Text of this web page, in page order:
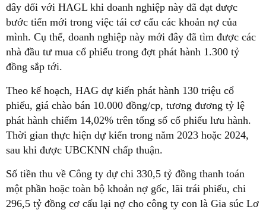
đây đối với HAGL khi doanh nghiệp này đã đạt được
bước tiến mới trong việc tái cơ cấu các khoản nợ của
mình. Cụ thể, doanh nghiệp này mới đây đã tìm được các
nhà đầu tư mua cổ phiếu trong đợt phát hành 1.300 tỷ
đồng sắp tới.
Theo kế hoạch, HAG dự kiến phát hành 130 triệu cổ
phiếu, giá chào bán 10.000 đồng/cp, tương đương tỷ lệ
phát hành chiếm 14,02% trên tổng số cổ phiếu lưu hành.
Thời gian thực hiện dự kiến trong năm 2023 hoặc 2024,
sau khi được UBCKNN chấp thuận.
Số tiền thu về Công ty dự chi 330,5 tỷ đồng thanh toán
một phần hoặc toàn bộ khoản nợ gốc, lãi trái phiếu, chi
296,5 tỷ đồng cơ cấu lại nợ cho công ty con là Gia súc Lơ